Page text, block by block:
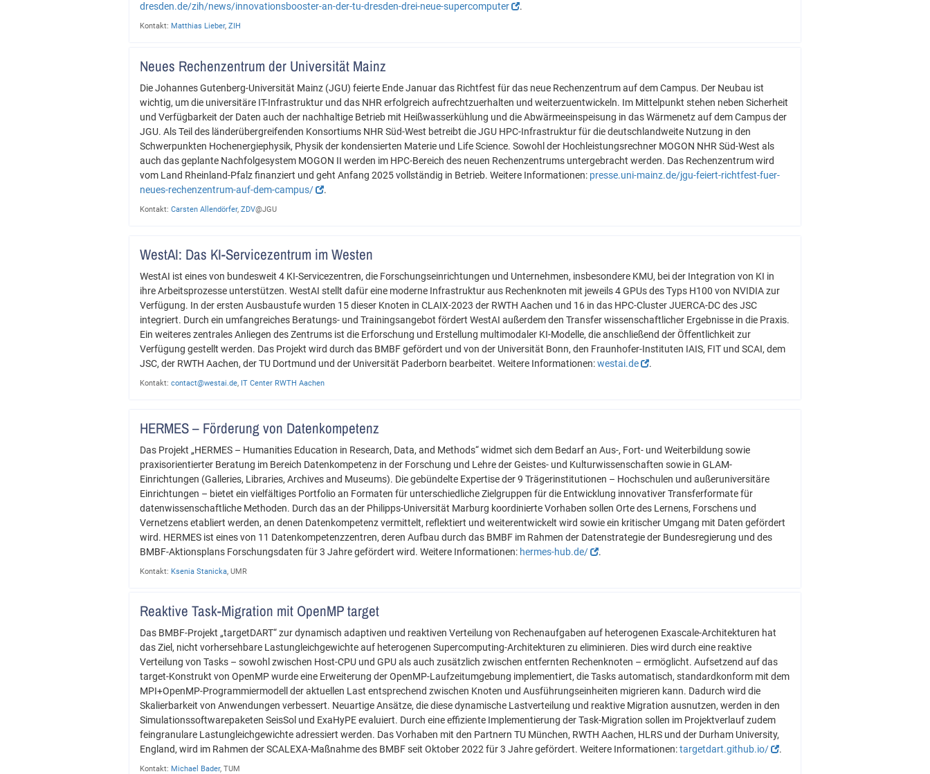
dresden.de/zih/news/innovationsbooster-an-der-tu-dresden-drei-neue-supercomputer
.
Kontakt: Matthias Lieber, ZIH
Neues Rechenzentrum der Universität Mainz
Die Johannes Gutenberg-Universität Mainz (JGU) feierte Ende Januar das Richtfest für das neue Rechenzentrum auf dem Campus. Der Neubau ist
wichtig, um die universitäre IT-Infrastruktur und das NHR erfolgreich aufrechtzuerhalten und weiterzuentwickeln. Im Mittelpunkt stehen neben Sicherheit
und Verfügbarkeit der Daten auch der nachhaltige Betrieb mit Heißwasserkühlung und die Abwärmeeinspeisung in das Wärmenetz auf dem Campus der
JGU. Als Teil des länderübergreifenden Konsortiums NHR Süd-West betreibt die JGU HPC-Infrastruktur für die deutschlandweite Nutzung in den
Schwerpunkten Hochenergiephysik, Physik der kondensierten Materie und Life Science. Sowohl der Hochleistungsrechner MOGON NHR Süd-West als
auch das geplante Nachfolgesystem MOGON II werden im HPC-Bereich des neuen Rechenzentrums untergebracht werden. Das Rechenzentrum wird
vom Land Rheinland-Pfalz finanziert und geht Anfang 2025 vollständig in Betrieb. Weitere Informationen: presse.uni-mainz.de/jgu-feiert-richtfest-fuer-
neues-rechenzentrum-auf-dem-campus/
.
Kontakt: Carsten Allendörfer, ZDV@JGU
WestAI: Das KI-Servicezentrum im Westen
WestAI ist eines von bundesweit 4 KI-Servicezentren, die Forschungseinrichtungen und Unternehmen, insbesondere KMU, bei der Integration von KI in
ihre Arbeitsprozesse unterstützen. WestAI stellt dafür eine moderne Infrastruktur aus Rechenknoten mit jeweils 4 GPUs des Typs H100 von NVIDIA zur
Verfügung. In der ersten Ausbaustufe wurden 15 dieser Knoten in CLAIX-2023 der RWTH Aachen und 16 in das HPC-Cluster JUERCA-DC des JSC
integriert. Durch ein umfangreiches Beratungs- und Trainingsangebot fördert WestAI außerdem den Transfer wissenschaftlicher Ergebnisse in die Praxis.
Ein weiteres zentrales Anliegen des Zentrums ist die Erforschung und Erstellung multimodaler KI-Modelle, die anschließend der Öffentlichkeit zur
Verfügung gestellt werden. Das Projekt wird durch das BMBF gefördert und von der Universität Bonn, den Fraunhofer-Instituten IAIS, FIT und SCAI, dem
JSC, der RWTH Aachen, der TU Dortmund und der Universität Paderborn bearbeitet. Weitere Informationen:westai.de .
Kontakt: contact@westai.de IT Center RWTH Aachen
HERMES – Förderung von Datenkompetenz
Das Projekt „HERMES – Humanities Education in Research, Data, and Methods“ widmet sich dem Bedarf an Aus-, Fort- und Weiterbildung sowie
praxisorientierter Beratung im Bereich Datenkompetenz in der Forschung und Lehre der Geistes- und Kulturwissenschaften sowie in GLAM-
Einrichtungen (Galleries, Libraries, Archives and Museums). Die gebündelte Expertise der 9 Trägerinstitutionen – Hochschulen und außeruniversitäre
Einrichtungen – bietet ein vielfältiges Portfolio an Formaten für unterschiedliche Zielgruppen für die Entwicklung innovativer Transferformate für
datenwissenschaftliche Methoden. Durch das an der Philipps-Universität Marburg koordinierte Vorhaben sollen Orte des Lernens, Forschens und
Vernetzens etabliert werden, an denen Datenkompetenz vermittelt, reflektiert und weiterentwickelt wird sowie ein kritischer Umgang mit Daten gefördert
wird. HERMES ist eines von 11 Datenkompetenzzentren, deren Aufbau durch das BMBF im Rahmen der Datenstrategie der Bundesregierung und des
BMBF-Aktionsplans Forschungsdaten für 3 Jahre gefördert wird. Weitere Informationen: hermes-hub.de/ .
Kontakt: Ksenia Stanicka , UMR
Reaktive Task-Migration mit OpenMP target
Das BMBF-Projekt „targetDART“ zur dynamisch adaptiven und reaktiven Verteilung von Rechenaufgaben auf heterogenen Exascale-Architekturen hat
das Ziel, nicht vorhersehbare Lastungleichgewichte auf heterogenen Supercomputing-Architekturen zu eliminieren. Dies wird durch eine reaktive
Verteilung von Tasks – sowohl zwischen Host-CPU und GPU als auch zusätzlich zwischen entfernten Rechenknoten – ermöglicht. Aufsetzend auf das
target-Konstrukt von OpenMP wurde eine Erweiterung der OpenMP-Laufzeitumgebung implementiert, die Tasks automatisch, standardkonform mit dem
MPI+OpenMP-Programmiermodell der aktuellen Last entsprechend zwischen Knoten und Ausführungseinheiten migrieren kann. Dadurch wird die
Skalierbarkeit von Anwendungen verbessert. Neuartige Ansätze, die diese dynamische Lastverteilung und reaktive Migration ausnutzen, werden in den
Simulationssoftwarepaketen SeisSol und ExaHyPE evaluiert. Durch eine effiziente Implementierung der Task-Migration sollen im Projektverlauf zudem
feingranulare Lastungleichgewichte adressiert werden. Das Vorhaben mit den Partnern TU München, RWTH Aachen, HLRS und der Durham University,
England, wird im Rahmen der SCALEXA-Maßnahme des BMBF seit Oktober 2022 für 3 Jahre gefördert. Weitere Informationen:targetdart.github.io/ .
Kontakt: Michael Bader, TUM